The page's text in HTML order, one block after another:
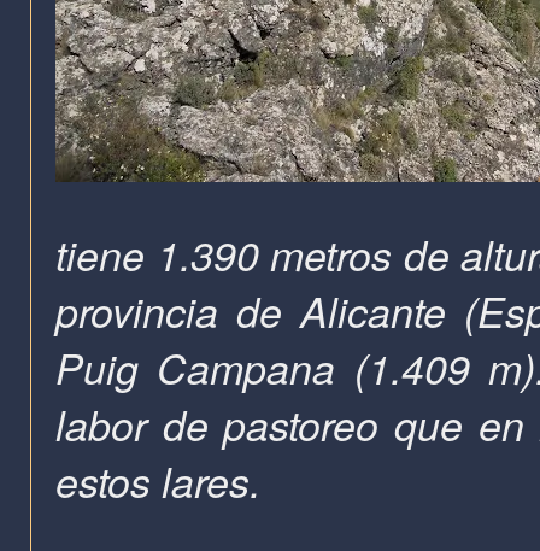
tiene 1.390 metros de
provincia de Alicante
Puig Campana (1.409
labor de pastoreo que
estos lares.